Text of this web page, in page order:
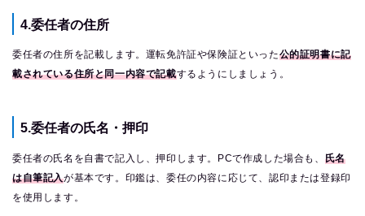
4.委任者の住所
委任者の住所を記載します。運転免許証や保険証といった公的証明書に記
載されている住所と同一内容で記載するようにしましょう。
5.委任者の氏名・押印
委任者の氏名を自書で記入し、押印します。PCで作成した場合も、 氏名
は自筆記入が基本です。印鑑は、委任の内容に応じて、認印または登録印
を使用します。